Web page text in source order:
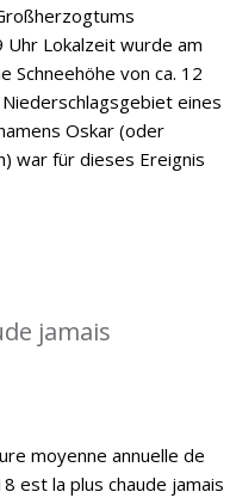
Lokalzeit wurde am
Schneehöhe von ca. 12
eines
Oskar (oder
war für dieses Ereignis
jamais
moyenne annuelle de
est la plus chaude jamais